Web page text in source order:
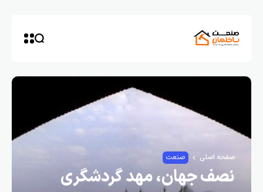
صفحه اصلی صنعت
نصف جهان، مهد گردشگری